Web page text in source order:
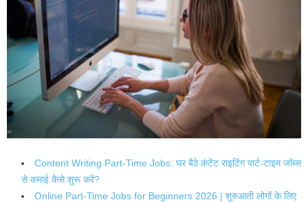
Content Writing Part-Time Jobs: घर बैठे कंटेंट राइटिंग पार्ट-टाइम जॉब्स
से कमाई कैसे शुरू करें?
Online Part-Time Jobs for Beginners 2026 | शुरुआती लोगों के लिए